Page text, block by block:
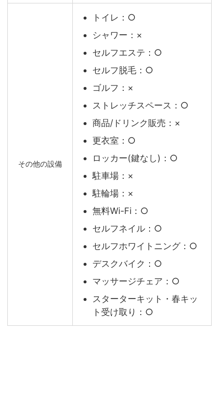
その他の設備
トイレ：○
シャワー：×
セルフエステ：○
セルフ脱毛：○
ゴルフ：×
ストレッチスペース：○
商品/ドリンク販売：×
更衣室：○
ロッカー(鍵なし)：○
駐車場：×
駐輪場：×
無料Wi-Fi：○
セルフネイル：○
セルフホワイトニング：○
デスクバイク：○
マッサージチェア：○
スターターキット・春キッ
ト受け取り：○